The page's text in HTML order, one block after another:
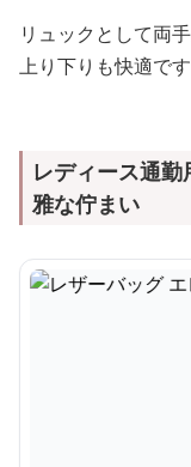
リュックとして両
上り下りも快適です
レディース通
雅な佇まい